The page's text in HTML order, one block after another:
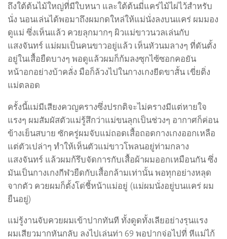
ถึงใต้ต้นไม้ใหญ่ที่มีใบหนา และใต้ต้นมี่แคร่ไม้ไผ่ไว้สำหรับ
นั่ง นอนเล่นได้พอมาถึงผมกดใหล่ให้แม่นั่งลงบนแคร่ ผมมอง
ดูแม่ ซึ่งเห็นแล้ว ควยลุกมากๆ ผิวแม่ขาวนวลเล่นกับ
แสงจันทร์ แม่ผมเป็นคนขาวอยู่แล้ว เห็นหัวนมลางๆ ที่ดันตั้ง
อยู่ในเสื้อยืดบางๆ พอดูแล้วผมก็ก้มลงซุกไซ้ซอกคอยัน
หน้าอกอย่างบ้าคลั่ง มือก็ล้วงไปในกางเกงยีดขาสั้น เขี่ยติ่ง
แม่ตลอด
ครั้งนี้แม่มีเสียงควญครางซึ่งปรกติจะไม่ครางมีแต่หายใจ
แรงๆ ผมสัมผัสตัวแม่รู้สึกว่าแม่ขนลุกเป็นช่วงๆ อากาศก็ค่อน
ข้างเย็นสบาย ซักครู่ผมจับแม่ถอดเสื้อถอดกางเกงออกเหลือ
แต่ตัวเปล่าๆ ทำให้เห็นตัวแม่ขาวโพลนอยู่ท่ามกลาง
แสงจันทร์ แล้วผมก้รึบจัดการกับเสื้อผ้าผมออกเหมือนกัน ซึ่ง
มันเป็นกางเกงกีฬวยืดกับเสื้อกล้ามเท่านั้น พอทุกอย่างหลุด
จากตัว ควยผมก็ตั้งโด่ชี้หน้าแม่อยู่ (แม่ผมนั่งอยู่บนแคร่ ผม
ยืนอยู่)
แม่รู้งานจับควยผมเข้าปากทันที ทั้งดูดทั้งเลียอย่างรุนแรง
ผมเสียวมากหันกลับ ลงไปเล่นท่า 69 พอปากจ่อไปที่ หีแม่ไก้